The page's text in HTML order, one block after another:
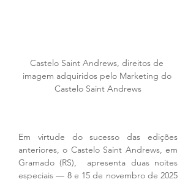
Castelo Saint Andrews, direitos de
imagem adquiridos pelo Marketing do
Castelo Saint Andrews
Em virtude do sucesso das edições
anteriores, o Castelo Saint Andrews, em
Gramado (RS),  apresenta duas noites
especiais — 8 e 15 de novembro de 2025